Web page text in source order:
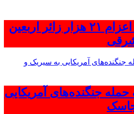
اینفوگرافیک؛ اعزام ۲۱ هزار زائر اربعین
جنگنده‌های آمریکایی